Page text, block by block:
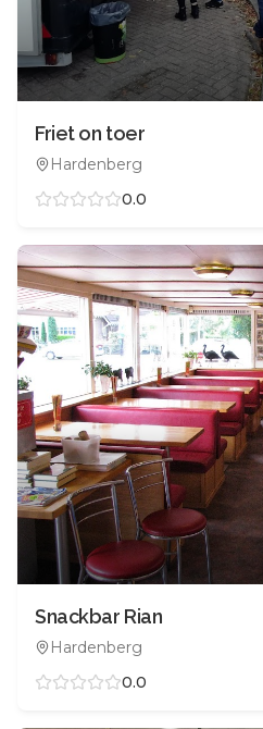
Friet on toer
Hardenberg
0.0
Snackbar Rian
Hardenberg
0.0